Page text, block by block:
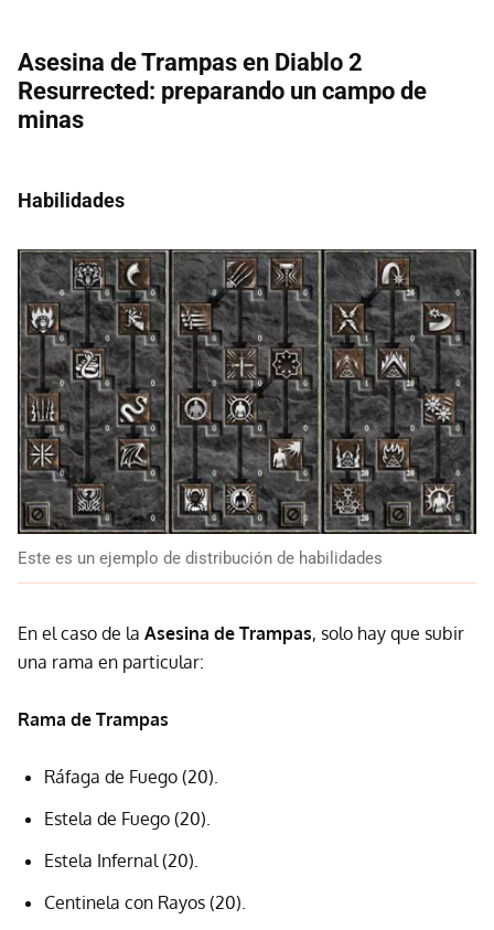
Asesina de Trampas en Diablo 2
Resurrected: preparando un campo de
minas
Habilidades
Este es un ejemplo de distribución de habilidades
En el caso de la Asesina de Trampas, solo hay que subir
una rama en particular:
Rama de Trampas
Ráfaga de Fuego (20).
Estela de Fuego (20).
Estela Infernal (20).
Centinela con Rayos (20).